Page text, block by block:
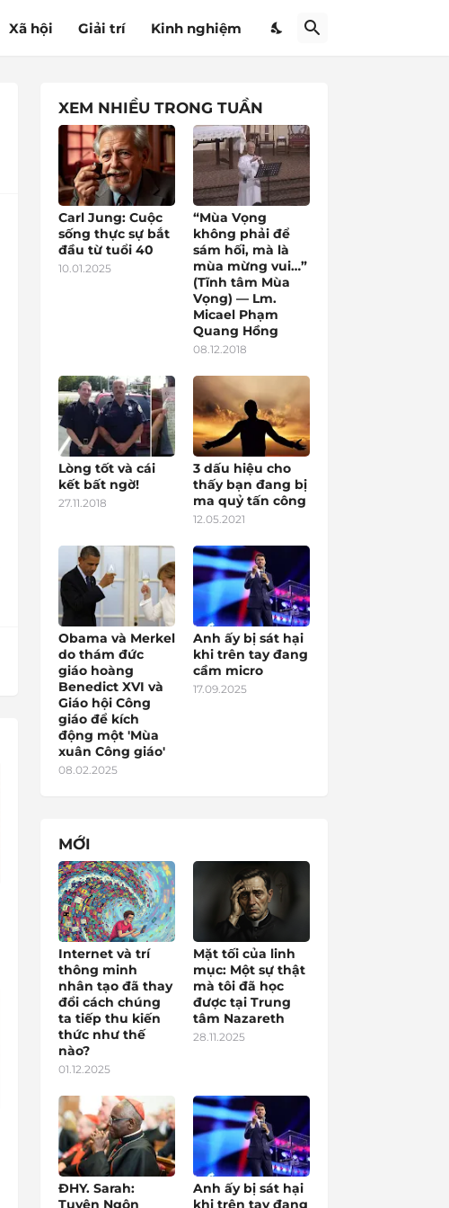
Xã hội Giải trí Kinh nghiệm
XEM NHIỀU TRONG TUẦN
Carl Jung: Cuộc
sống thực sự bắt
đầu từ tuổi 40
10.01.2025
“Mùa Vọng
không phải để
sám hối, mà là
mùa mừng vui…”
(Tĩnh tâm Mùa
Vọng) — Lm.
Micael Phạm
Quang Hồng
08.12.2018
Lòng tốt và cái
kết bất ngờ!
27.11.2018
3 dấu hiệu cho
thấy bạn đang bị
ma quỷ tấn công
12.05.2021
Obama và Merkel
do thám đức
giáo hoàng
Benedict XVI và
Giáo hội Công
giáo để kích
động một 'Mùa
xuân Công giáo'
08.02.2025
Anh ấy bị sát hại
khi trên tay đang
cầm micro
17.09.2025
MỚI
Internet và trí
thông minh
nhân tạo đã thay
đổi cách chúng
ta tiếp thu kiến
thức như thế
nào?
01.12.2025
Mặt tối của linh
mục: Một sự thật
mà tôi đã học
được tại Trung
tâm Nazareth
28.11.2025
ĐHY. Sarah:
Tuyên Ngôn
Anh ấy bị sát hại
khi trên tay đang